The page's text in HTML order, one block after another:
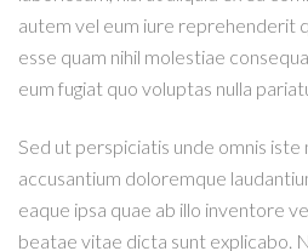
autem vel eum iure reprehenderit
esse quam nihil molestiae
eum fugiat quo voluptas nulla
Sed ut perspiciatis unde omnis
accusantium doloremque
eaque ipsa quae ab illo inventore
beatae vitae dicta sunt explicabo.